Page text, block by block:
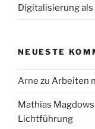
Digitalisierung
NEUESTE
Arne zu Arbeiten
Mathias
Lichtführung